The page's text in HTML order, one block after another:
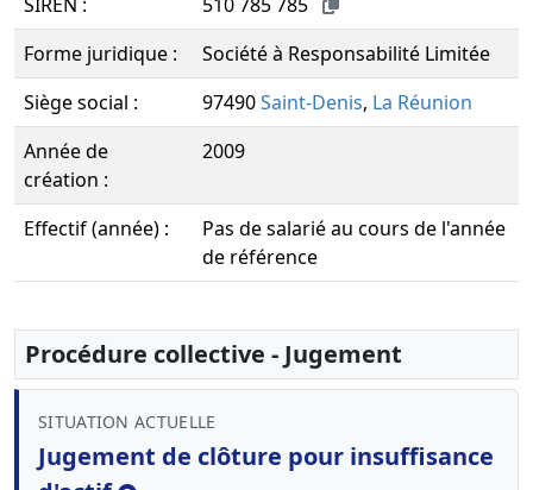
Forme juridique :
Société à Responsabilité Limitée
Siège social :
97490Saint-Denis, La Réunion
Année de
création :
2009
Effectif (année) :
Pas de salarié au cours de l'année
de référence
Procédure collective - Jugement
SITUATION ACTUELLE
Jugement de clôture pour insuffisance